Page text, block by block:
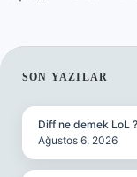
SON YAZILAR
Diff ne demek LoL ?
Ağustos 6, 2026